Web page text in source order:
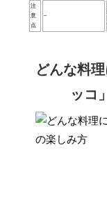
注
意
点
–
どんな料
ッコ